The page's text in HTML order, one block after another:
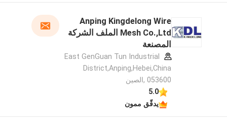
Anping Kingdelong Wire
Mesh Co.,Ltd الملف الشركة
المصنعة
East GenGuan Tun Industrial
District,Anping,Hebei,China
053600 ,الصين
5.0
يدقّق ممون